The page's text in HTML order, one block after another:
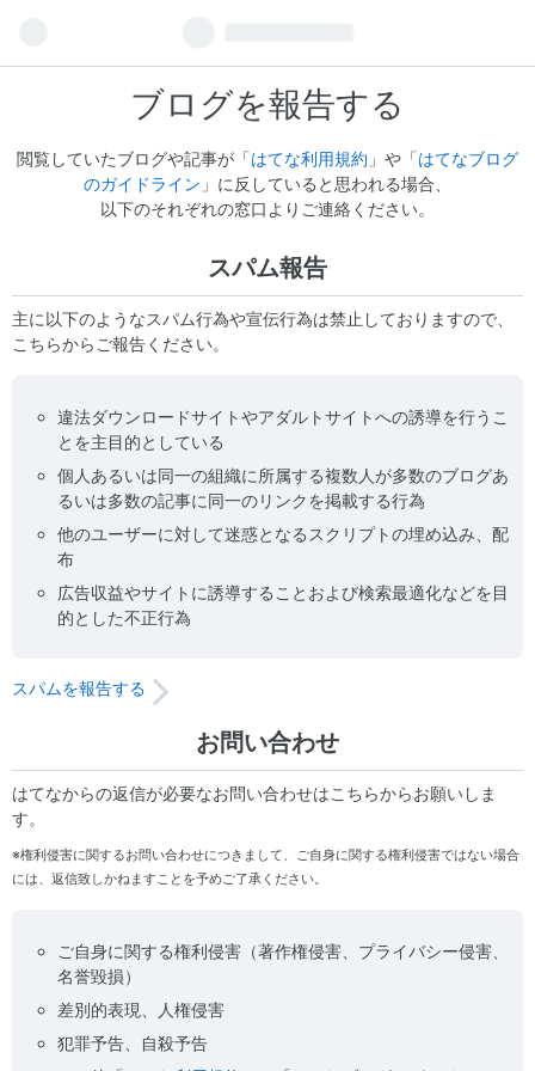
ブログを報告する
閲覧していたブログや記事が「はてな利用規約 」や「はてなブログ
のガイドライン 」に反していると思われる場合、
以下のそれぞれの窓口よりご連絡ください。
スパム報告
主に以下のようなスパム行為や宣伝行為は禁止しておりますので、
こちらからご報告ください。
違法ダウンロードサイトやアダルトサイトへの誘導を行うこ
とを主目的としている
個人あるいは同一の組織に所属する複数人が多数のブログあ
るいは多数の記事に同一のリンクを掲載する行為
他のユーザーに対して迷惑となるスクリプトの埋め込み、配
布
広告収益やサイトに誘導することおよび検索最適化などを目
的とした不正行為
スパムを報告する
お問い合わせ
はてなからの返信が必要なお問い合わせはこちらからお願いしま
す。
※権利侵害に関するお問い合わせにつきまして、ご自身に関する権利侵害ではない場合
には、返信致しかねますことを予めご了承ください。
ご自身に関する権利侵害（著作権侵害、プライバシー侵害、
名誉毀損）
差別的表現、人権侵害
犯罪予告、自殺予告